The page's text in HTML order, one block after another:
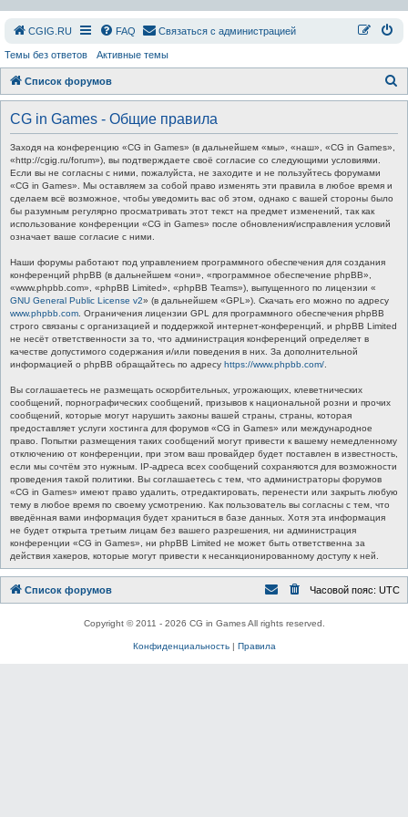
СGIG.RU FAQ Связаться с администрацией
Темы без ответов Активные темы
Список форумов
о
CG in Games - Общие правила
Заходя на конференцию «CG in Games» (в дальнейшем «мы», «наш», «CG in Games»,
«http://cgig.ru/forum»), вы подтверждаете своё согласие со следующими условиями.
Если вы не согласны с ними, пожалуйста, не заходите и не пользуйтесь форумами
«CG in Games». Мы оставляем за собой право изменять эти правила в любое время и
сделаем всё возможное, чтобы уведомить вас об этом, однако с вашей стороны было
бы разумным регулярно просматривать этот текст на предмет изменений, так как
использование конференции «CG in Games» после обновления/исправления условий
означает ваше согласие с ними.
Наши форумы работают под управлением программного обеспечения для создания
конференций phpBB (в дальнейшем «они», «программное обеспечение phpBB»,
«www.phpbb.com», «phpBB Limited», «phpBB Teams»), выпущенного по лицензии «
GNU General Public License v2» (в дальнейшем «GPL»). Скачать его можно по адресу
www.phpbb.com . Ограничения лицензии GPL для программного обеспечения phpBB
строго связаны с организацией и поддержкой интернет-конференций, и phpBB Limited
не несёт ответственности за то, что администрация конференций определяет в
качестве допустимого содержания и/или поведения в них. За дополнительной
информацией о phpBB обращайтесь по адресу https://www.phpbb.com/
Вы соглашаетесь не размещать оскорбительных, угрожающих, клеветнических
сообщений, порнографических сообщений, призывов к национальной розни и прочих
сообщений, которые могут нарушить законы вашей страны, страны, которая
предоставляет услуги хостинга для форумов «CG in Games» или международное
право. Попытки размещения таких сообщений могут привести к вашему немедленному
отключению от конференции, при этом ваш провайдер будет поставлен в известность,
если мы сочтём это нужным. IP-адреса всех сообщений сохраняются для возможности
проведения такой политики. Вы соглашаетесь с тем, что администраторы форумов
«CG in Games» имеют право удалить, отредактировать, перенести или закрыть любую
тему в любое время по своему усмотрению. Как пользователь вы согласны с тем, что
введённая вами информация будет храниться в базе данных. Хотя эта информация
не будет открыта третьим лицам без вашего разрешения, ни администрация
конференции «CG in Games», ни phpBB Limited не может быть ответственна за
действия хакеров, которые могут привести к несанкционированному доступу к ней.
Список форумов Часовой пояс: UTC
Copyright © 2011 - 2026 CG in Games All rights reserved.
Конфиденциальность| Правила